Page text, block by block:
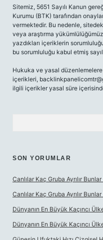
Sitemiz, 5651 Sayılı Kanun
Kurumu (BTK) tarafından
vermektedir. Bu nedenle,
veya araştırma
yazdıkları içeriklerin
bu sorumluluğu kabul etmiş
Hukuka ve yasal
içerikleri,
ilgili içerikler yasal süre
SON YORUMLAR
Canlılar Kaç Gruba Ayrılır
Canlılar Kaç Gruba Ayrılır
Dünyanın En Büyük Kaçıncı
Dünyanın En Büyük Kaçıncı